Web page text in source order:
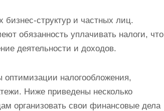
структур и частных лиц.
обязанность уплачивать налоги, что
деятельности и доходов.
налогообложения,
Ниже приведены несколько
организовать свои финансовые дела